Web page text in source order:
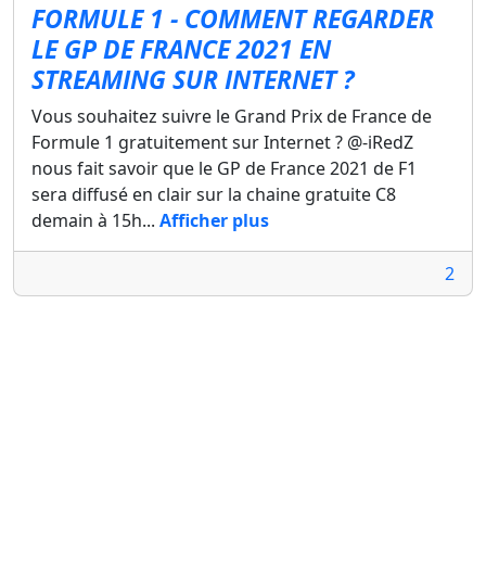
FORMULE 1 - COMMENT REGARDER
LE GP DE FRANCE 2021 EN
STREAMING SUR INTERNET ?
Vous souhaitez suivre le Grand Prix de France de
Formule 1 gratuitement sur Internet ? @-iRedZ
nous fait savoir que le GP de France 2021 de F1
sera diffusé en clair sur la chaine gratuite C8
demain à 15h... Afficher plus
2